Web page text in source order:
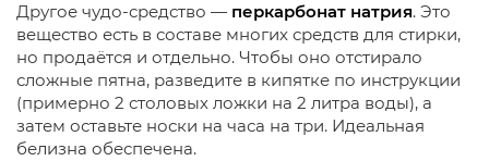
Другое чудо-средство — перкарбонат натрия. Это
вещество есть в составе многих средств для стирки,
но продаётся и отдельно. Чтобы оно отстирало
сложные пятна, разведите в кипятке по инструкции
(примерно 2 столовых ложки на 2 литра воды), а
затем оставьте носки на часа на три. Идеальная
белизна обеспечена.